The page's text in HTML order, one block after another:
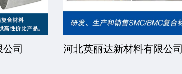
司 河北英丽达新材料有限公司